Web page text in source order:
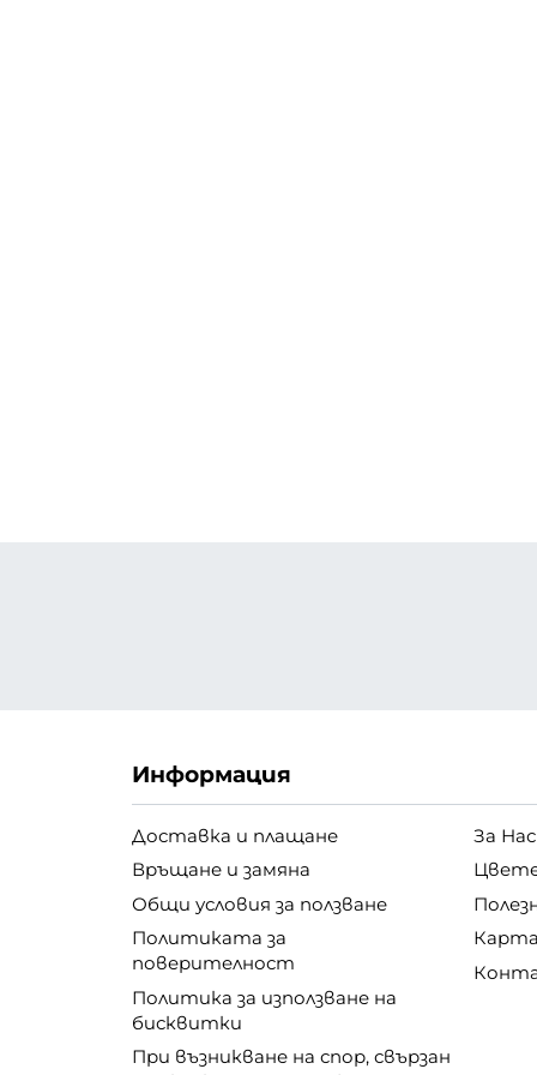
Информация
Доставка и плащане
Връщане и замяна
Общи условия за ползване
Политиката за
поверителност
Политика за използване на
бисквитки
При възникване на спор, свързан
За Нас